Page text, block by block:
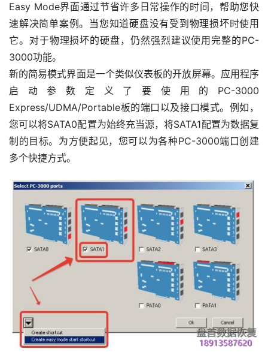
Easy Mode界面通过节省许多日常操作的时间，帮助您快
速解决简单案例。当您知道硬盘没有受到物理损坏时使用
它。对于物理损坏的硬盘，仍然强烈建议使用完整的PC-
3000功能。
新的简易模式界面是一个类似仪表板的开放屏幕。应用程序
启动参数定义了要使用的PC-3000
Express/UDMA/Portable板的端口以及接口模式。例如，
您可以将SATA0配置为始终充当源，将SATA1配置为数据复
制的目标。为方便起见，您可以为各种PC-3000端口创建
多个快捷方式。